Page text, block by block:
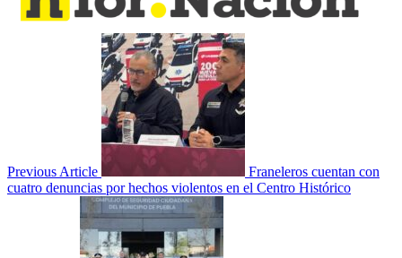
Previous Article
Franeleros cuentan con
cuatro denuncias por hechos violentos en el Centro Histórico